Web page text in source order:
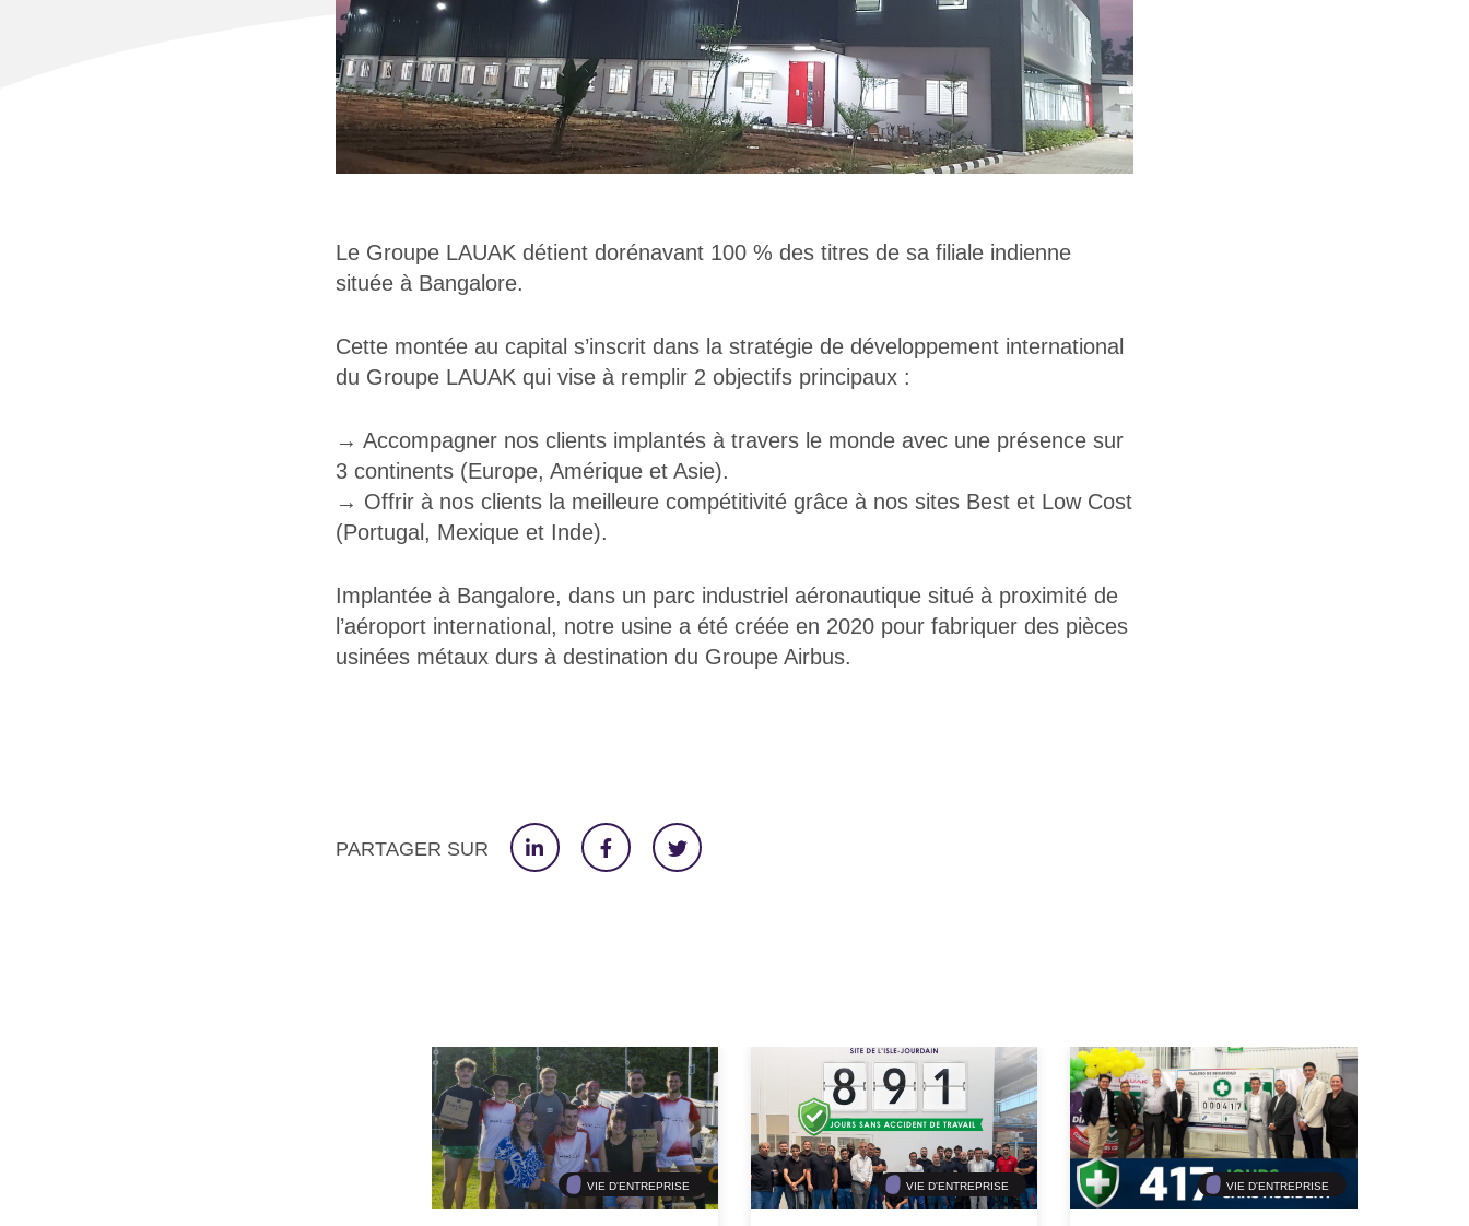
Le Groupe LAUAK détient dorénavant 100 % des titres de sa filiale indienne
située à Bangalore.
Cette montée au capital s’inscrit dans la stratégie de développement international
du Groupe LAUAK qui vise à remplir 2 objectifs principaux :
→ Accompagner nos clients implantés à travers le monde avec une présence sur
3 continents (Europe, Amérique et Asie).
→ Offrir à nos clients la meilleure compétitivité grâce à nos sites Best et Low Cost
(Portugal, Mexique et Inde).
Implantée à Bangalore, dans un parc industriel aéronautique situé à proximité de
l’aéroport international, notre usine a été créée en 2020 pour fabriquer des pièces
usinées métaux durs à destination du Groupe Airbus.
PARTAGER SUR
VIE D'ENTREPRISE VIE D'ENTREPRISE VIE D'ENTREPRISE